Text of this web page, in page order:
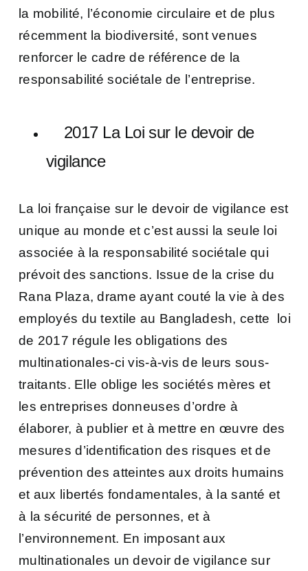
la mobilité, l’économie circulaire et de plus
récemment la biodiversité, sont venues
renforcer le cadre de référence de la
responsabilité sociétale de l’entreprise.
2017 La Loi sur le devoir de
vigilance
La loi française sur le devoir de vigilance est
unique au monde et c’est aussi la seule loi
associée à la responsabilité sociétale qui
prévoit des sanctions. Issue de la crise du
Rana Plaza, drame ayant couté la vie à des
employés du textile au Bangladesh, cette loi
de 2017 régule les obligations des
multinationales-ci vis-à-vis de leurs sous-
traitants. Elle oblige les sociétés mères et
les entreprises donneuses d’ordre à
élaborer, à publier et à mettre en œuvre des
mesures d’identification des risques et de
prévention des atteintes aux droits humains
et aux libertés fondamentales, à la santé et
à la sécurité de personnes, et à
l’environnement. En imposant aux
multinationales un devoir de vigilance sur